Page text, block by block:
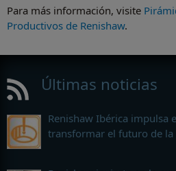
Para más información, visite
Productivos de Renishaw.
Últimas noticias
Renishaw Ibérica impulsa
transformar el futuro de la